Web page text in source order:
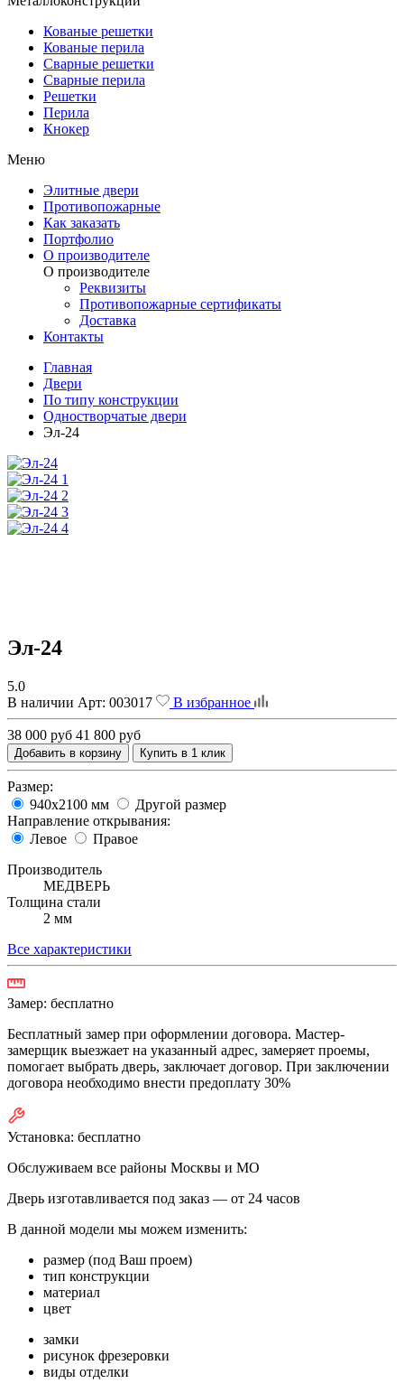
Кованые решетки
Кованые перила
Сварные решетки
Сварные перила
Решетки
Перила
Кнокер
Меню
Элитные двери
Противопожарные
Как заказать
Портфолио
О производителе
О производителе
Реквизиты
Противопожарные сертификаты
Доставка
Контакты
Главная
Двери
По типу конструкции
Одностворчатые двери
Эл-24
Эл-24
5.0
В наличии Арт: 003017 В избранное
38 000 руб 41 800 руб
Добавить в корзину Купить в 1 клик
Размер:
940х2100 мм
Другой размер
Направление открывания:
Левое
Правое
Производитель
МЕДВЕРЬ
Толщина стали
2 мм
Все характеристики
Замер: бесплатно
Бесплатный замер при оформлении договора. Мастер-
замерщик выезжает на указанный адрес, замеряет проемы,
помогает выбрать дверь, заключает договор. При заключении
договора необходимо внести предоплату 30%
Установка: бесплатно
Обслуживаем все районы Москвы и МО
Дверь изготавливается под заказ — от 24 часов
В данной модели мы можем изменить:
размер (под Ваш проем)
тип конструкции
материал
цвет
замки
рисунок фрезеровки
виды отделки